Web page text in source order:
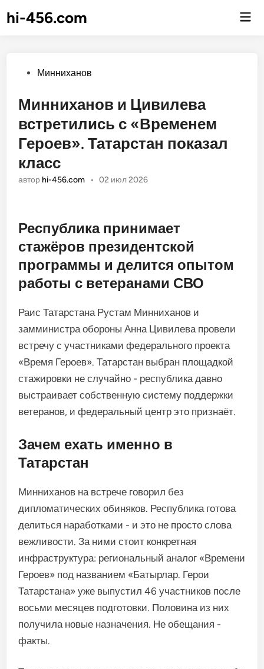
hi-456.com
Опубликовано
Минниханов
Минниханов и Цивилева
встретились с «Временем
Героев». Татарстан показал
класс
автор hi-456.com • 02 июл 2026
Республика принимает
стажёров президентской
программы и делится опытом
работы с ветеранами СВО
Раис Татарстана Рустам Минниханов и
замминистра обороны Анна Цивилева провели
встречу с участниками федерального проекта
«Время Героев». Татарстан выбран площадкой
стажировки не случайно - республика давно
выстраивает собственную систему поддержки
ветеранов, и федеральный центр это признаёт.
Зачем ехать именно в
Татарстан
Минниханов на встрече говорил без
дипломатических обиняков. Республика готова
делиться наработками - и это не просто слова
вежливости. За ними стоит конкретная
инфраструктура: региональный аналог «Времени
Героев» под названием «Батырлар. Герои
Татарстана» уже выпустил 46 участников после
восьми месяцев подготовки. Половина из них
получила новые назначения. Не обещания -
факты.